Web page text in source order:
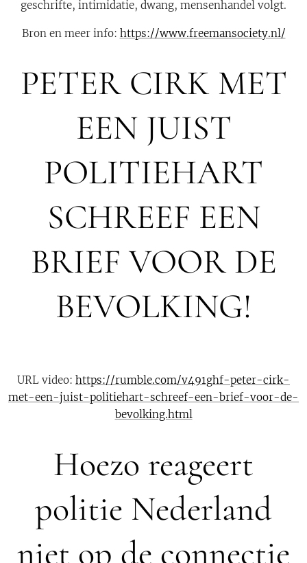
geschrifte, intimidatie, dwang, mensenhandel volgt.
Bron en meer info: https://www.freemansociety.nl/
PETER CIRK MET
EEN JUIST
POLITIEHART
SCHREEF EEN
BRIEF VOOR DE
BEVOLKING!
URL video: https://rumble.com/v491ghf-peter-cirk-
met-een-juist-politiehart-schreef-een-brief-voor-de-
bevolking.html
Hoezo reageert
politie Nederland
niet op de connectie